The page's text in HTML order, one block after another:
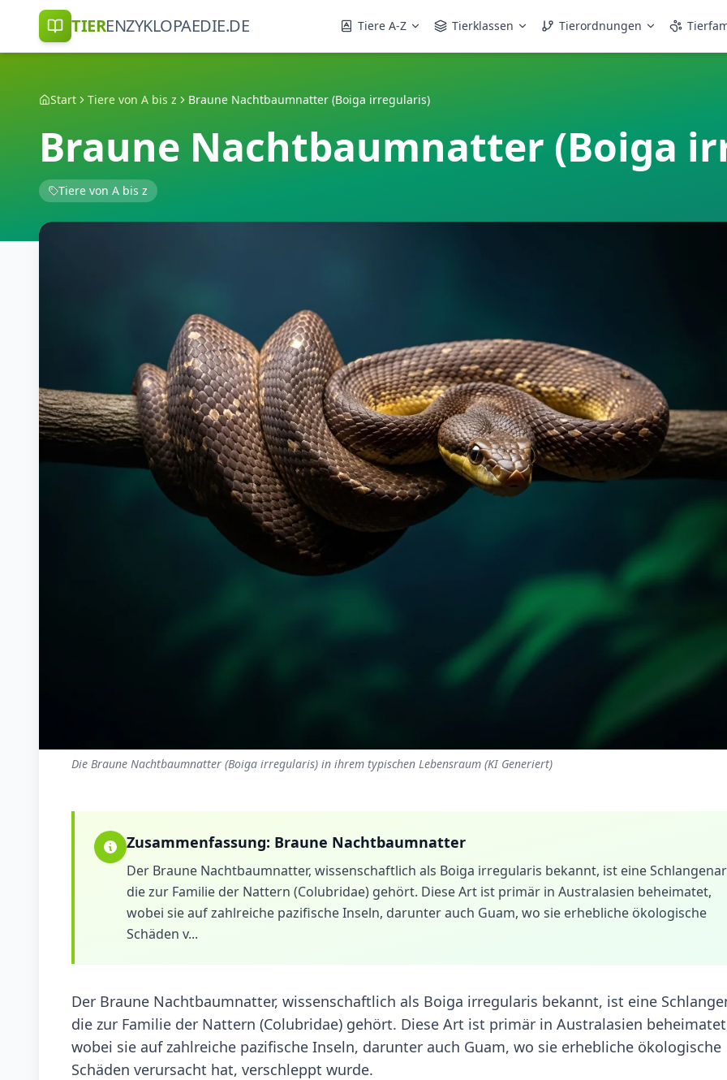
TIERENZYKLOPAEDIE.DE Tiere A-Z Tierklassen Tierordnungen
Start Tiere von A bis z Braune Nachtbaumnatter (Boiga irregularis)
Braune Nachtbaumnatter (Boiga
Tiere von A bis z
Die Braune Nachtbaumnatter (Boiga irregularis) in ihrem typischen Lebensraum (KI Generiert)
Zusammenfassung: Braune Nachtbaumnatter
Der Braune Nachtbaumnatter, wissenschaftlich als Boiga irregularis bekannt, ist eine
die zur Familie der Nattern (Colubridae) gehört. Diese Art ist primär in Australasien beheimatet,
wobei sie auf zahlreiche pazifische Inseln, darunter auch Guam, wo sie erhebliche ökologische
Schäden v...
Der Braune Nachtbaumnatter, wissenschaftlich als Boiga irregularis bekannt, ist eine
die zur Familie der Nattern (Colubridae) gehört. Diese Art ist primär in Australasien
wobei sie auf zahlreiche pazifische Inseln, darunter auch Guam, wo sie erhebliche ökologische
Schäden verursacht hat, verschleppt wurde.